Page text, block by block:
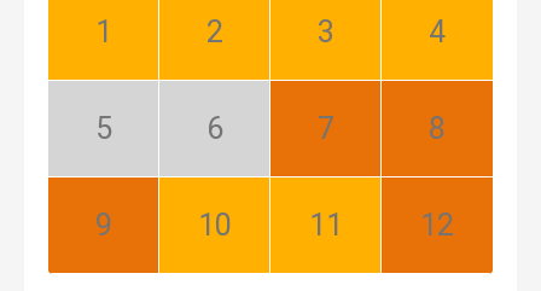
Január:
Február:
Marec:
Apríl:
Máj:
Jún:
Júl:
August:
September:
Október:
November:
December: